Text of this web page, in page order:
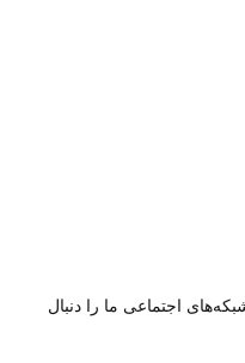
اجتماعی ما را دنبال